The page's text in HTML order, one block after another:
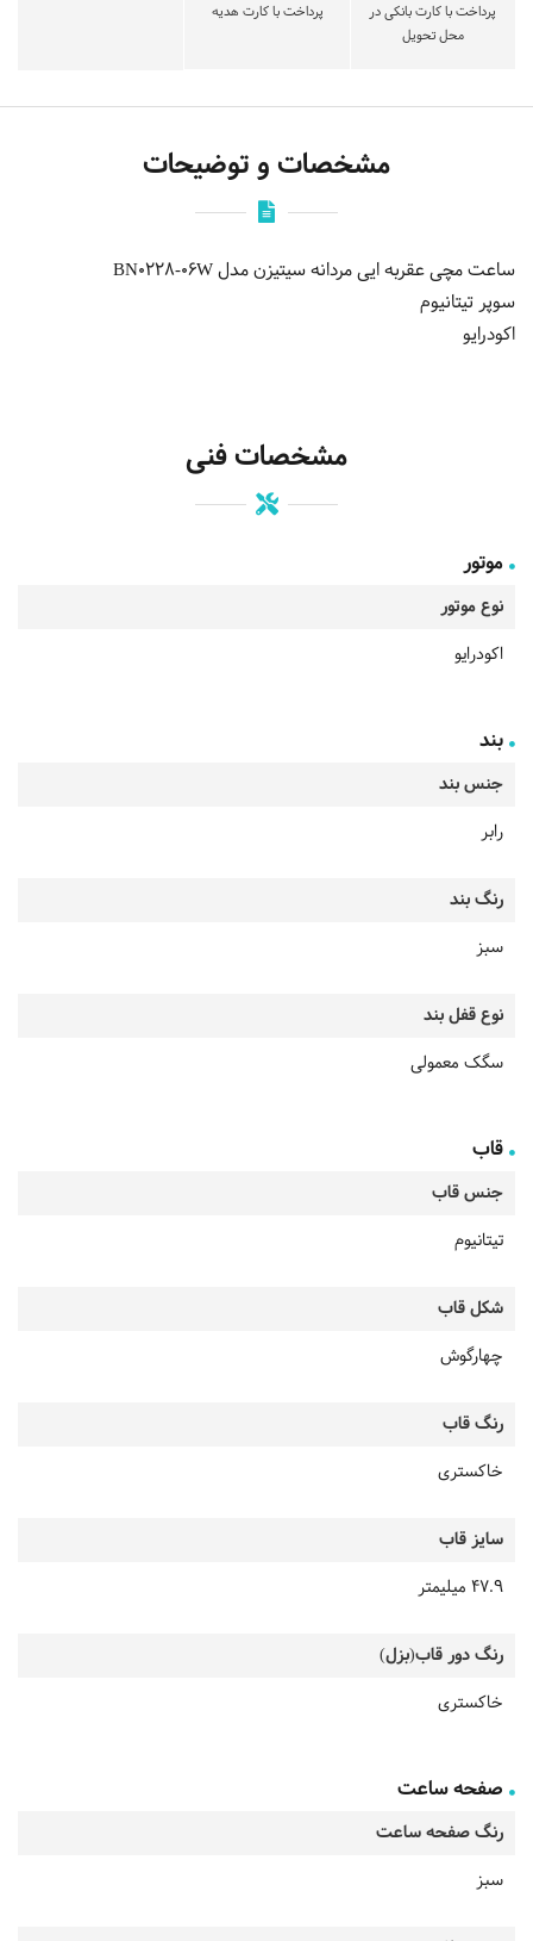
پرداخت با کارت بانکی در
محل تحویل
پرداخت با کارت هدیه
مشخصات و توضیحات
ساعت مچی عقربه ایی مردانه سیتیزن مدل BN0228-06W
سوپر تیتانیوم
اکودرایو
مشخصات فنی
موتور
نوع موتور
اکودرایو
بند
جنس بند
رابر
رنگ بند
سبز
نوع قفل بند
سگک معمولی
قاب
جنس قاب
تیتانیوم
شکل قاب
چهارگوش
رنگ قاب
خاکستری
سایز قاب
47.9 میلیمتر
رنگ دور قاب(بزل)
خاکستری
صفحه ساعت
رنگ صفحه ساعت
سبز